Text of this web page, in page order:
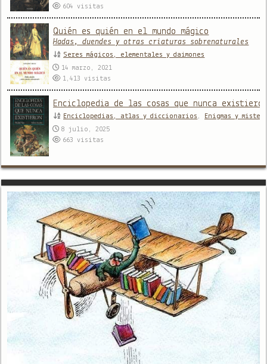
604visitas
Quién es quién en el mundo mágico
Hadas, duendes y otras criaturas sobrenaturales
Seres mágicos, elementales y daimones
14 marzo, 2021
1,413visitas
Enciclopedia de las cosas que nunca
Enciclopedias, atlas y diccionarios ,
Enigmas y
8 julio, 2025
663visitas